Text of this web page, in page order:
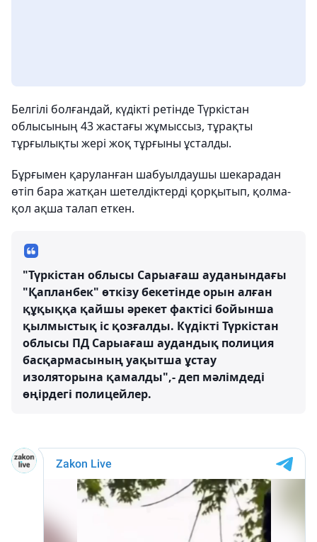
Белгілі болғандай, күдікті ретінде Түркістан
облысының 43 жастағы жұмыссыз, тұрақты
тұрғылықты жері жоқ тұрғыны ұсталды.
Бұрғымен қаруланған шабуылдаушы шекарадан
өтіп бара жатқан шетелдіктерді қорқытып, қолма-
қол ақша талап еткен.
"Түркістан облысы Сарыағаш ауданындағы
"Қапланбек" өткізу бекетінде орын алған
құқыққа қайшы әрекет фактісі бойынша
қылмыстық іс қозғалды. Күдікті Түркістан
облысы ПД Сарыағаш аудандық полиция
басқармасының уақытша ұстау
изоляторына қамалды",- деп мәлімдеді
өңірдегі полицейлер.